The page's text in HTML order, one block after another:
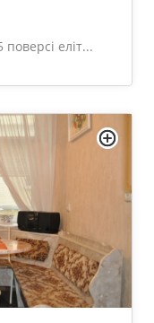
еліт...